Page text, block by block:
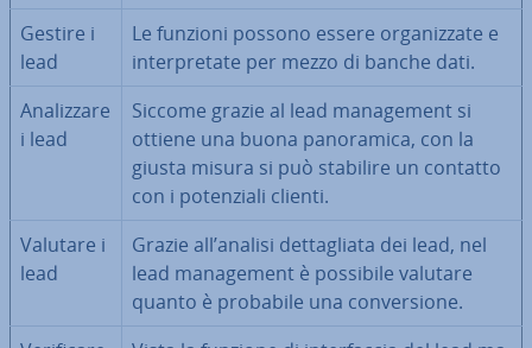
Gestire i
lead
Le funzioni possono essere or­ga­niz­za­te e
in­ter­pre­ta­te per mezzo di banche dati.
Ana­liz­za­re
i lead
Siccome grazie al lead ma­na­ge­ment si
ottiene una buona pa­no­ra­mi­ca, con la
giusta misura si può stabilire un contatto
con i po­ten­zia­li clienti.
Valutare i
lead
Grazie all’analisi det­ta­glia­ta dei lead, nel
lead ma­na­ge­ment è possibile valutare
quanto è probabile una con­ver­sio­ne.